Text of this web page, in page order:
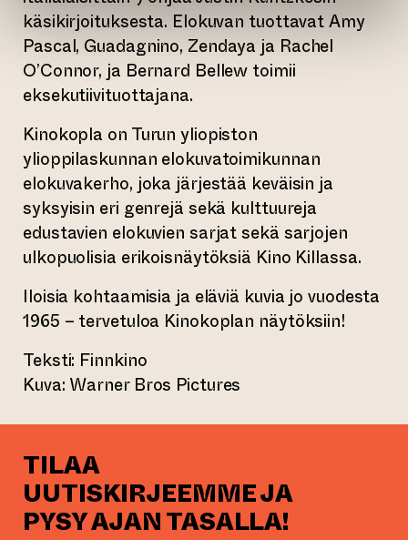
käsikirjoituksesta. Elokuvan tuottavat Amy
Pascal, Guadagnino, Zendaya ja Rachel
O’Connor, ja Bernard Bellew toimii
eksekutiivituottajana.
Kinokopla on Turun yliopiston
ylioppilaskunnan elokuvatoimikunnan
elokuvakerho, joka järjestää keväisin ja
syksyisin eri genrejä sekä kulttuureja
edustavien elokuvien sarjat sekä sarjojen
ulkopuolisia erikoisnäytöksiä Kino Killassa.
Iloisia kohtaamisia ja eläviä kuvia jo vuodesta
1965 – tervetuloa Kinokoplan näytöksiin!
Teksti: Finnkino
Kuva: Warner Bros Pictures
TILAA
UUTISKIRJEEMME JA
PYSY AJAN TASALLA!